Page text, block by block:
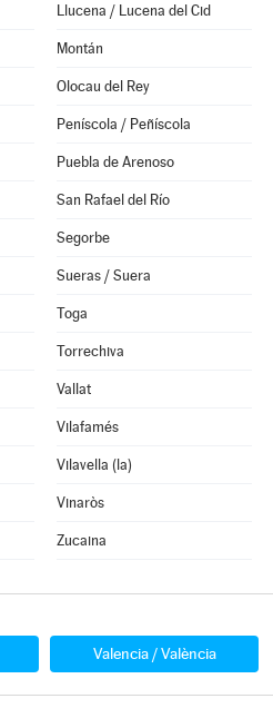
Llucena / Lucena del Cid
Montán
Olocau del Rey
Peníscola / Peñíscola
Puebla de Arenoso
San Rafael del Río
Segorbe
Sueras / Suera
Toga
Torrechiva
Vallat
Vilafamés
Vilavella (la)
Vinaròs
Zucaina
Valencia / València